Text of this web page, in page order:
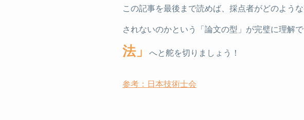
この記事を最後まで読めば、採点者がどのよう
されないのかという「論文の型」が完璧に理解
法」
へと舵を切りましょう！
参考：日本技術士会